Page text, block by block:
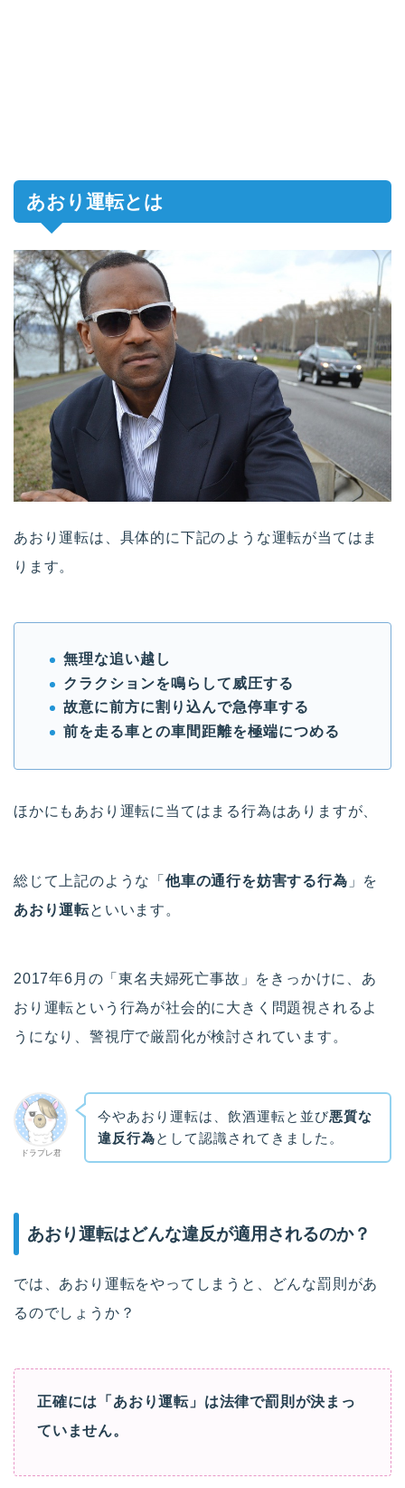
あおり運転とは
あおり運転は、具体的に下記のような運転が当てはま
ります。
無理な追い越し
クラクションを鳴らして威圧する
故意に前方に割り込んで急停車する
前を走る車との車間距離を極端につめる
ほかにもあおり運転に当てはまる行為はありますが、
総じて上記のような「 他車の通行を妨害する行為 」を
あおり運転といいます。
2017年6月の「東名夫婦死亡事故」をきっかけに、あ
おり運転という行為が社会的に大きく問題視されるよ
うになり、警視庁で厳罰化が検討されています。
ドラプレ君
今やあおり運転は、飲酒運転と並び悪質な
違反行為として認識されてきました。
あおり運転はどんな違反が適用されるのか？
では、あおり運転をやってしまうと、どんな罰則があ
るのでしょうか？
正確には「あおり運転」は法律で罰則が決まっ
ていません。